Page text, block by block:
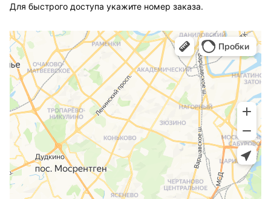
Для быстрого доступа укажите номер заказа.